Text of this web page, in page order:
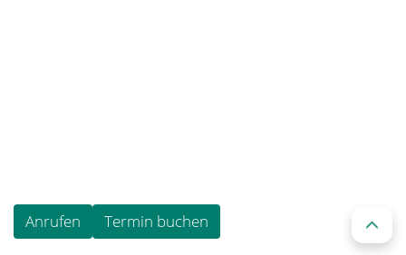
Anrufen Termin buchen